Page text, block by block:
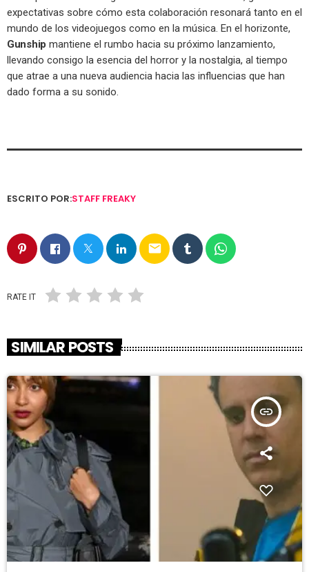
expectativas sobre cómo esta colaboración resonará tanto en el
mundo de los videojuegos como en la música. En el horizonte,
Gunship mantiene el rumbo hacia su próximo lanzamiento,
llevando consigo la esencia del horror y la nostalgia, al tiempo
que atrae a una nueva audiencia hacia las influencias que han
dado forma a su sonido.
ESCRITO POR:STAFF FREAKY
email
RATE IT
SIMILAR POSTS
insert_link